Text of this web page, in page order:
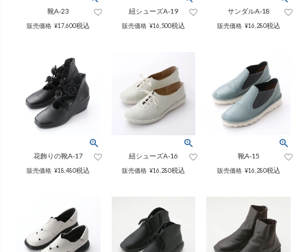
インナー パンツ
絹（無地）
（レーヨン76％、ポリエステル18％、
絹プラス （ボーダー）
（レーヨン76%、ポリエステル18%、
（無地）
（綿56％、ポリエステル：18％、
麻12%、ラミー12%、
麻プラス
（綿56%、ポリエステル18%、
麻12%、ラミー12%、
かぐらやロール一覧
靴A-23
販売価格 ¥17,600税込
紐シューズA-19
販売価格 ¥16,500税込
サンダルA-18
販売価格 ¥16,280税込
花飾りの靴A-17
販売価格 ¥18,480税込
紐シューズA-16
販売価格 ¥16,280税込
靴A-15
販売価格 ¥16,280税込